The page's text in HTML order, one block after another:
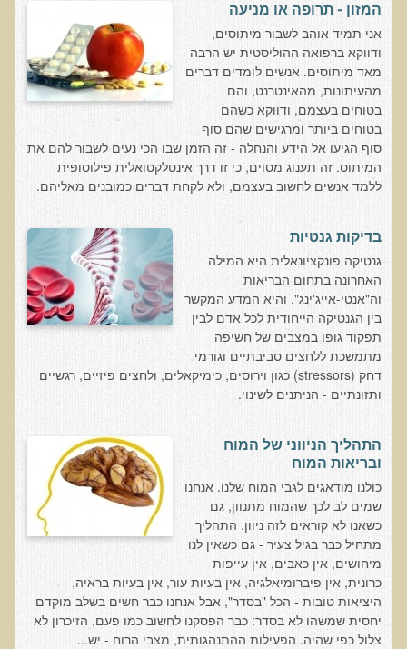
שאלות ותשובות מסדנת נפש בריאה במוח בריא
רכישת סדנת נפש בריאה במוח בריא
המזון: תרופה או מניעה
רכישת סדנת המזון: תרופה או מניעה
מתכות רעילות
רכישת סדנת מתכות רעילות
האבחון הקליני והטיפול בבעיות של חילוף חומרים
שאלות ותשובות מסדנת חילוף חומרים
רכישת סדנת האבחון הקליני והטיפול בבעיות של חילוף חומרים
מחלות כלי דם ולב
רכישת סדנת מחלות כלי דם ולב
הקרינה והשדות האלקטרומגנטיים
מערכת התריס
רכישת סדנת בלוטת התריס ומערכת התריס
אוכלי כל, צמחונים או טבעונים
רכישת סדנת אוכלי כל, צמחונים או טבעונים
מערכת החיסון
וידאו סדנת מערכת החיסון
כל האמת על שמנים ושומנים
המזון - תרופה או מניעה
אני תמיד אוהב לשבור מיתוסים,
ודווקא ברפואה ההוליסטית יש הרבה
מאד מיתוסים. אנשים לומדים דברים
מהעיתונות, מהאינטרנט, והם
בטוחים בעצמם, ודווקא כשהם
בטוחים ביותר ומרגישים שהם סוף
סוף הגיעו אל הידע והנחלה - זה הזמן שבו הכי נעים לשבור להם את
המיתוס. זה תענוג מסוים, כי זו דרך אינטלקטואלית פילוסופית
ללמד אנשים לחשוב בעצמם, ולא לקחת דברים כמובנים מאליהם.
בדיקות גנטיות
גנטיקה פונקציונאלית היא המילה
האחרונה בתחום הבריאות
וה"אנטי-אייג'ינג", והיא המדע המקשר
בין הגנטיקה הייחודית לכל אדם לבין
תפקוד גופו במצבים של חשיפה
מתמשכת ללחצים סביבתיים וגורמי
דחק (stressors) כגון וירוסים, כימיקאלים, ולחצים פיזיים, רגשיים
ותזונתיים - הניתנים לשינוי.
התהליך הניווני של המוח
ובריאות המוח
כולנו מודאגים לגבי המוח שלנו. אנחנו
שמים לב לכך שהמוח מתנוון, גם
כשאנו לא קוראים לזה ניוון. התהליך
מתחיל כבר בגיל צעיר - גם כשאין לנו
מיחושים, אין כאבים, אין עייפות
כרונית, אין פיברומיאלגיה, אין בעיות עור, אין בעיות בראיה,
היציאות טובות - הכל "בסדר", אבל אנחנו כבר חשים בשלב מוקדם
יחסית שמשהו לא בסדר: כבר הפסקנו לחשוב כמו פעם, הזיכרון לא
צלול כפי שהיה. הפעילות ההתנהגותית, מצבי הרוח - יש...